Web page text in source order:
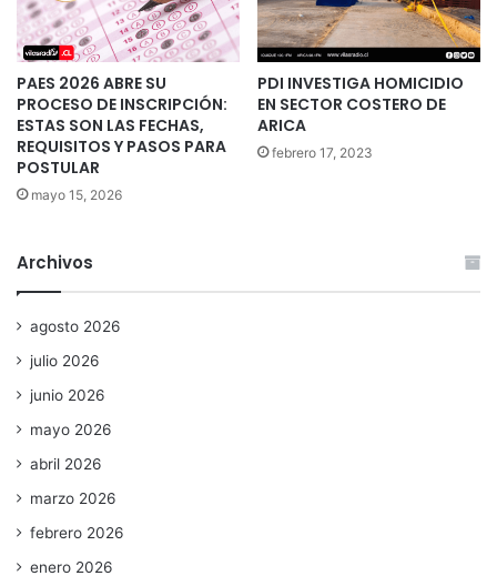
PAES 2026 ABRE SU
PROCESO DE INSCRIPCIÓN:
ESTAS SON LAS FECHAS,
REQUISITOS Y PASOS PARA
POSTULAR
mayo 15, 2026
PDI INVESTIGA HOMICIDIO
EN SECTOR COSTERO DE
ARICA
febrero 17, 2023
Archivos
agosto 2026
julio 2026
junio 2026
mayo 2026
abril 2026
marzo 2026
febrero 2026
enero 2026